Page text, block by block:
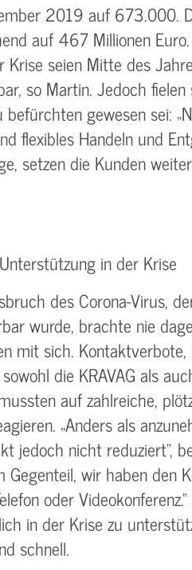
2019 auf 673.000.
auf 467 Millionen
Krise seien Mitte des
so Martin. Jedoch
befürchten gewesen sei:
flexibles Handeln und
setzen die Kunden
in der Krise
des Corona-Virus,
wurde, brachte nie
mit sich. Kontaktverbote,
die KRAVAG als
auf zahlreiche,
„Anders als
jedoch nicht reduziert“,
Gegenteil, wir haben den
oder
in der Krise zu
schnell.